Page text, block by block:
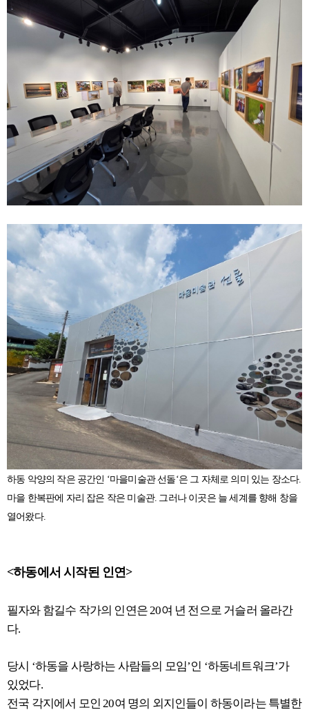
하동 악양의 작은 공간인 ‘마을미술관 선돌‘은 그 자체로 의미 있는 장소다.
마을 한복판에 자리 잡은 작은 미술관. 그러나 이곳은 늘 세계를 향해 창을
열어왔다.
<하동에서 시작된 인연>
필자와 함길수 작가의 인연은 20여 년 전으로 거슬러 올라간
다.
당시 ‘하동을 사랑하는 사람들의 모임’인 ‘하동네트워크’가
있었다.
전국 각지에서 모인 20여 명의 외지인들이 하동이라는 특별한